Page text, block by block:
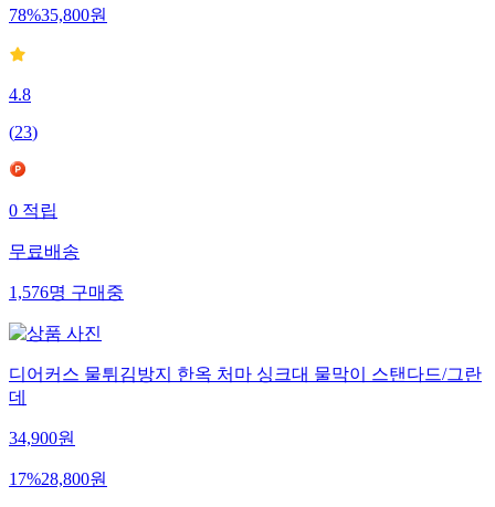
78%35,800원
4.8
(23)
0적립
무료배송
1,576명구매중
디어커스 물튀김방지 한옥 처마 싱크대 물막이 스탠다드/그란
데
34,900원
17%28,800원